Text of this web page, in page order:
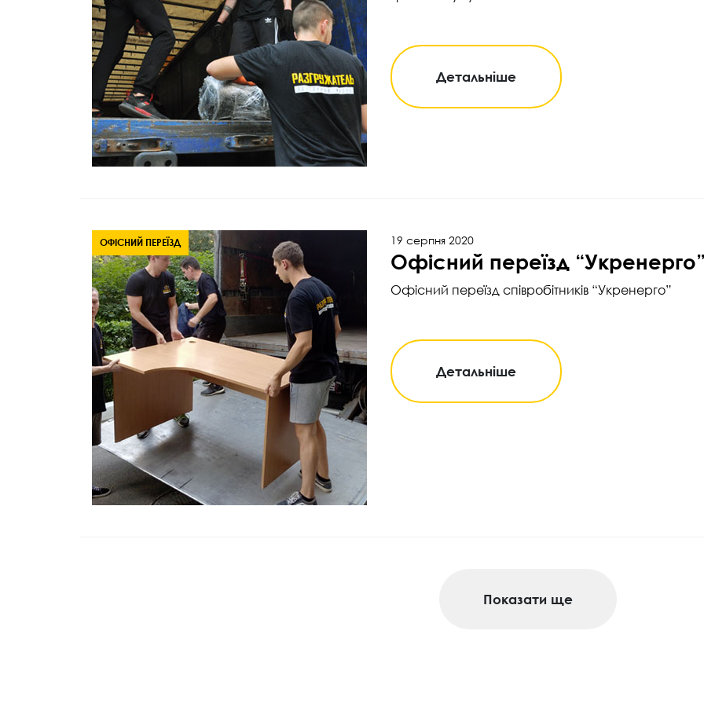
Детальніше
ОФІСНИЙ ПЕРЕЇЗД 19 серпня 2020
Офісний переїзд
Офісний переїзд співробітників “Укренерго”
Детальніше
Показати ще